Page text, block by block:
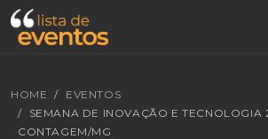
HOME
EVENTOS
SEMANA DE INOVAÇÃO E TECNOLOGIA
CONTAGEM/MG